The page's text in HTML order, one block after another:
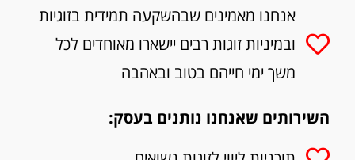
אנחנו מאמינים שבהשקעה תמידית בזוגיות
ובמיניות זוגות רבים יישארו מאוחדים לכל
משך ימי חייהם בטוב ובאהבה
השירותים שאנחנו נותנים בעסק: